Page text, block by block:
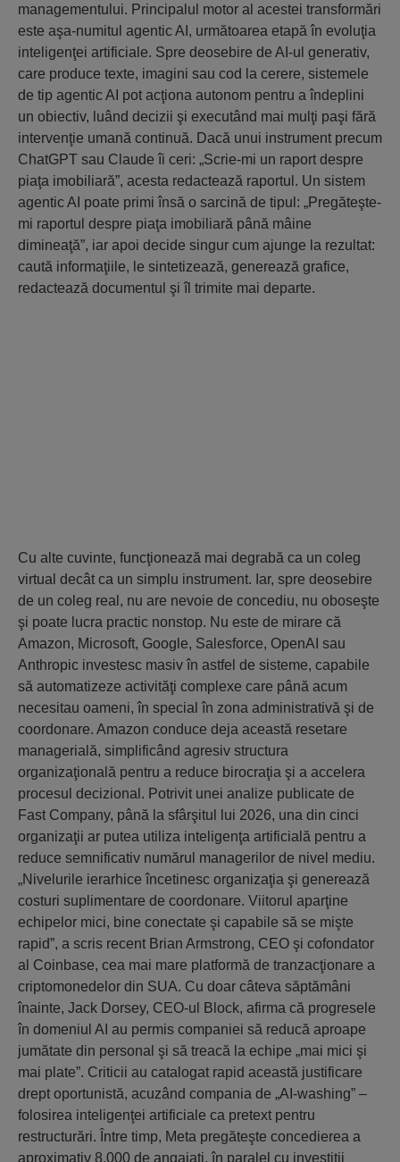
managementului. Principalul motor al acestei transformări
este aşa-numitul agentic AI, următoarea etapă în evoluţia
inteligenţei artificiale. Spre deosebire de AI-ul generativ,
care produce texte, imagini sau cod la cerere, sistemele
de tip agentic AI pot acţiona autonom pentru a îndeplini
un obiectiv, luând decizii şi executând mai mulţi paşi fără
intervenţie umană continuă. Dacă unui instrument precum
ChatGPT sau Claude îi ceri: „Scrie-mi un raport despre
piaţa imobiliară”, acesta redactează raportul. Un sistem
agentic AI poate primi însă o sarcină de tipul: „Pregăteşte-
mi raportul despre piaţa imobiliară până mâine
dimineaţă”, iar apoi decide singur cum ajunge la rezultat:
caută informaţiile, le sintetizează, generează grafice,
redactează documentul şi îl trimite mai departe.
Cu alte cuvinte, funcţionează mai degrabă ca un coleg
virtual decât ca un simplu instrument. Iar, spre deosebire
de un coleg real, nu are nevoie de concediu, nu oboseşte
şi poate lucra practic nonstop. Nu este de mirare că
Amazon, Microsoft, Google, Salesforce, OpenAI sau
Anthropic investesc masiv în astfel de sisteme, capabile
să automatizeze activităţi complexe care până acum
necesitau oameni, în special în zona administrativă şi de
coordonare. Amazon conduce deja această resetare
managerială, simplificând agresiv structura
organizaţională pentru a reduce birocraţia şi a accelera
procesul decizional. Potrivit unei analize publicate de
Fast Company, până la sfârşitul lui 2026, una din cinci
organizaţii ar putea utiliza inteligenţa artificială pentru a
reduce semnificativ numărul managerilor de nivel mediu.
„Nivelurile ierarhice încetinesc organizaţia şi generează
costuri suplimentare de coordonare. Viitorul aparţine
echipelor mici, bine conectate şi capabile să se mişte
rapid”, a scris recent Brian Armstrong, CEO şi cofondator
al Coinbase, cea mai mare platformă de tranzacţionare a
criptomonedelor din SUA. Cu doar câteva săptămâni
înainte, Jack Dorsey, CEO-ul Block, afirma că progresele
în domeniul AI au permis companiei să reducă aproape
jumătate din personal şi să treacă la echipe „mai mici şi
mai plate”. Criticii au catalogat rapid această justificare
drept oportunistă, acuzând compania de „AI-washing” –
folosirea inteligenţei artificiale ca pretext pentru
restructurări. Între timp, Meta pregăteşte concedierea a
aproximativ 8.000 de angajaţi, în paralel cu investiţii